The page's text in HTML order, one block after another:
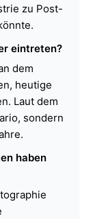
zu Post-
eintreten?
dem
heutige
Laut dem
sondern
haben